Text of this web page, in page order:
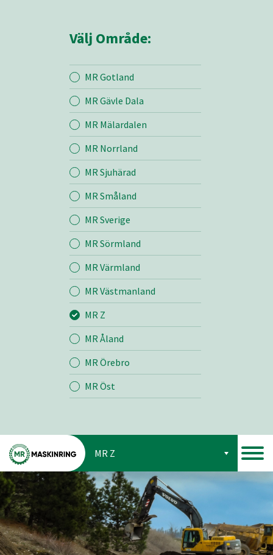
Mina sidor
Entreprenad
Bemanning
Välj Område:
MR Gotland
MR Gävle Dala
MR Mälardalen
MR Norrland
MR Sjuhärad
MR Småland
MR Sverige
MR Sörmland
MR Värmland
MR Västmanland
MR Z
MR Åland
MR Örebro
MR Öst
MR Z